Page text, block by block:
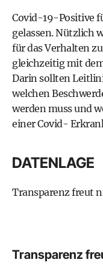
Covid-19-Positive
gelassen. Nützlich
für das Verhalten
gleichzeitig mit
Darin sollten
welchen
werden muss und
einer Covid-
DATENLAGE
Transparenz freut
Transparenz